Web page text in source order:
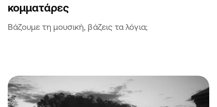
κομματάρες
Βάζουμε τη μουσική, βάζεις τα λόγια;